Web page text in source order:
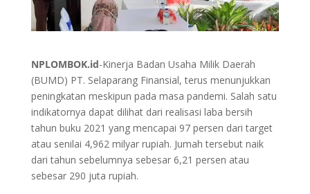
NPLOMBOK.id-Kinerja Badan Usaha Milik Daerah
(BUMD) PT. Selaparang Finansial, terus menunjukkan
peningkatan meskipun pada masa pandemi. Salah satu
indikatornya dapat dilihat dari realisasi laba bersih
tahun buku 2021 yang mencapai 97 persen dari target
atau senilai 4,962 milyar rupiah. Jumah tersebut naik
dari tahun sebelumnya sebesar 6,21 persen atau
sebesar 290 juta rupiah.